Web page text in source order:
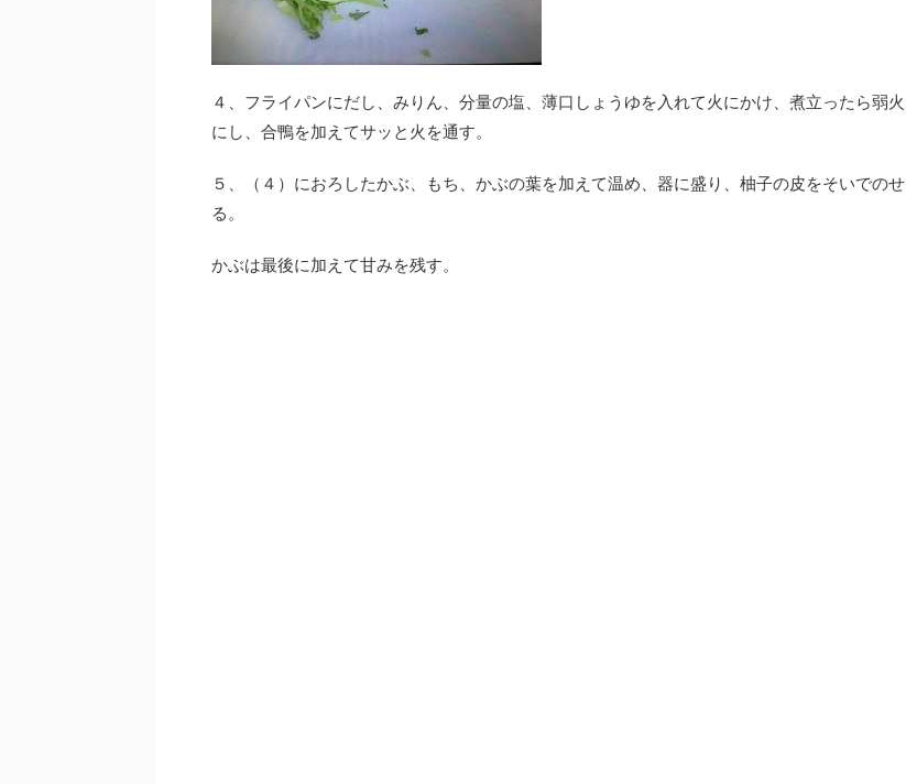
４、フライパンにだし、みりん、分量の塩、薄口しょうゆを入れて火にかけ、煮立ったら弱火
にし、合鴨を加えてサッと火を通す。
５、（４）におろしたかぶ、もち、かぶの葉を加えて温め、器に盛り、柚子の皮をそいでのせ
る。
かぶは最後に加えて甘みを残す。